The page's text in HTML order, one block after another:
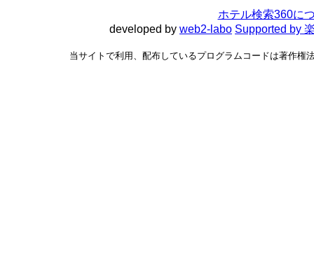
ホテル検索360に
developed by web2-labo Supported by
当サイトで利用、配布しているプログラムコードは著作